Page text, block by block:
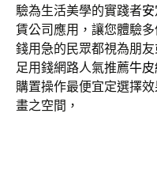
驗為生活美學的實踐者
賃公司應用，讓您體驗
錢用急的民眾都視為朋
足用錢網路人氣推薦牛
購置操作最便宜定選擇
畫之空間，